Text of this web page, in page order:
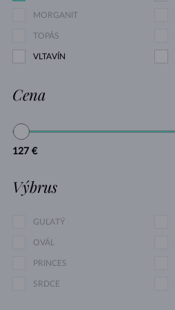
MORGANIT
TOPÁS
VLTAVÍN
Cena
127 €
Výbrus
GUĽATÝ
OVÁL
PRINCES
SRDCE